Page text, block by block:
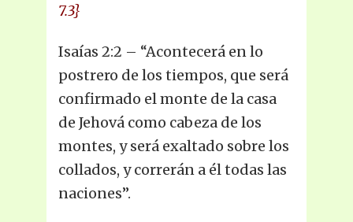
7.3}
Isaías 2:2 – “Acontecerá en lo
postrero de los tiempos, que será
confirmado el monte de la casa
de Jehová como cabeza de los
montes, y será exaltado sobre los
collados, y correrán a él todas las
naciones”.